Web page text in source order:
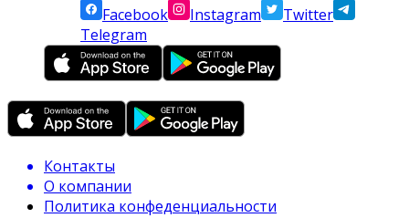
Facebook
Instagram
Twitter
Telegram
Контакты
О компании
Политика конфеденциальности